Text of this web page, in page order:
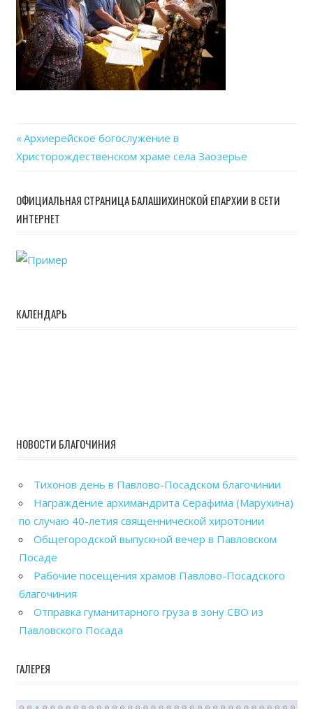
Навигация
записям
Previous
Post:
Архиерейское богослужение в
Христорождественском храме села Заозерье
ОФИЦИАЛЬНАЯ СТРАНИЦА БАЛАШИХИНСКОЙ ЕПАРХИИ В СЕТИ
ИНТЕРНЕТ
КАЛЕНДАРЬ
НОВОСТИ БЛАГОЧИНИЯ
Тихонов день в Павлово-Посадском благочинии
Награждение архимандрита Серафима (Марухина)
по случаю 40-летия священнической хиротонии
Общегородской выпускной вечер в Павловском
Посаде
Рабочие посещения храмов Павлово-Посадского
благочиния
Отправка гуманитарного груза в зону СВО из
Павловского Посада
ГАЛЕРЕЯ